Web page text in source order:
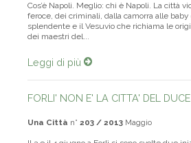
Cos’è Napoli. Meglio: chi è Napoli. La città
feroce, dei criminali, dalla camorra alle
splendente e il Vesuvio che richiama le
dei maestri del...
Leggi di più
FORLI' NON E' LA CITTA' DEL DUCE
Una Città n° 203 / 2013 Maggio